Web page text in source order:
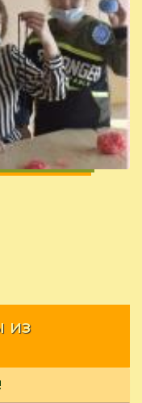
из